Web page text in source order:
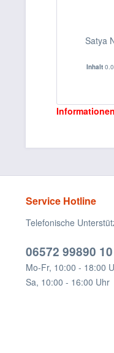
Satya
Inhalt
Service Hotline
Telefonische
06572 99890 10
Mo-Fr, 10:00 - 18:00
Sa, 10:00 - 16:00 Uhr